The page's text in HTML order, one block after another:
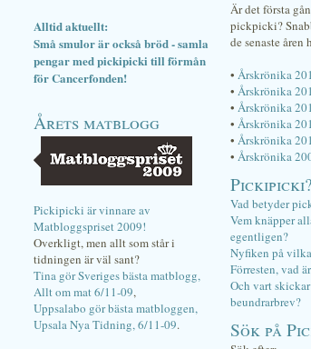
Alltid aktuellt:
Små smulor är också bröd - samla
pengar med pickipicki till förmån
för Cancerfonden!
Årets matblogg
Pickipicki är vinnare av
Matbloggspriset 2009!
Overkligt, men allt som står i
tidningen är väl sant?
Tina gör Sveriges bästa matblogg,
Allt om mat 6/11-09,
Uppsalabo gör bästa matbloggen,
Upsala Nya Tidning, 6/11-09.
Är det första
pickpicki?
de senaste åren
• Årskrönika
• Årskrönika
• Årskrönika
• Årskrönika
• Årskrönika
• Årskrönika
Pickipicki?
Vad betyder
Vem knäpper
egentligen?
Nyfiken på
Förresten, vad
Och vart
beundrarbrev?
Sök på